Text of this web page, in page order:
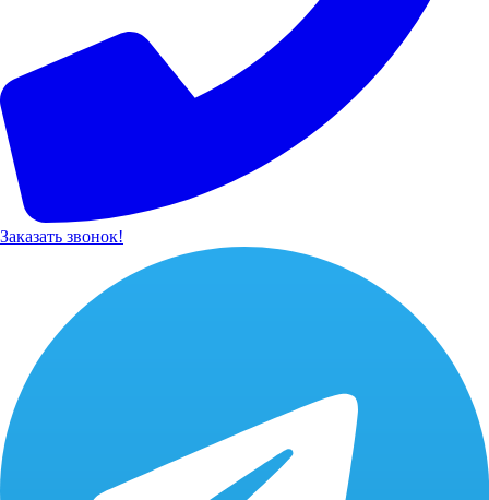
Заказать звонок!